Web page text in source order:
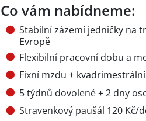
Co vám nabídneme:
Stabilní zázemí jedničky na
Evropě
Flexibilní pracovní dobu a
Fixní mzdu +
5 týdnů dovolené + 2 dny
Stravenkový paušál 120 Kč/